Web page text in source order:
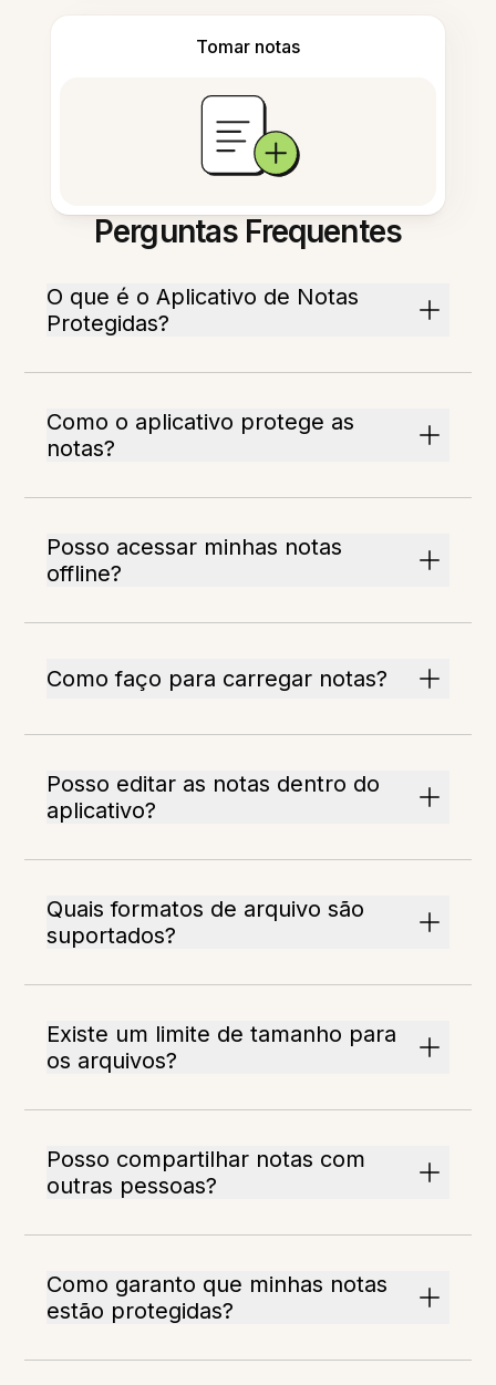
Tomar notas
Perguntas Frequentes
O que é o Aplicativo de Notas
Protegidas?
Como o aplicativo protege as
notas?
Posso acessar minhas notas
offline?
Como faço para carregar notas?
Posso editar as notas dentro do
aplicativo?
Quais formatos de arquivo são
suportados?
Existe um limite de tamanho para
os arquivos?
Posso compartilhar notas com
outras pessoas?
Como garanto que minhas notas
estão protegidas?